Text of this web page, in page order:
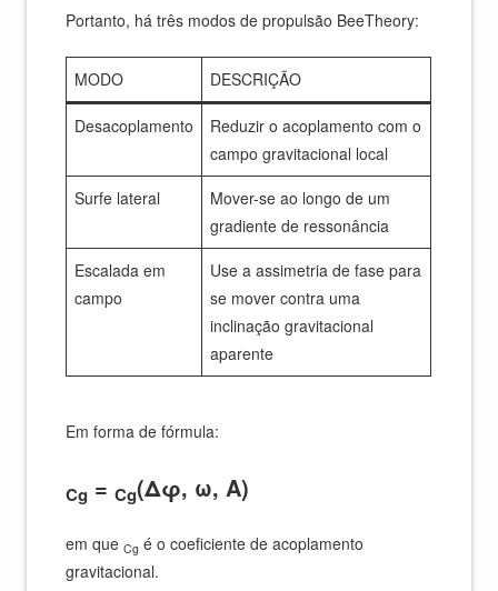
Portanto, há três modos de propulsão BeeTheory:
MODO DESCRIÇÃO
Desacoplamento
Reduzir o acoplamento com o
campo gravitacional local
Surfe lateral
Mover-se ao longo de um
gradiente de ressonância
Escalada em
campo
Use a assimetria de fase para
se mover contra uma
inclinação gravitacional
aparente
Em forma de fórmula:
Cg =Cg(Δφ, ω, A)
em queCg é o coeficiente de acoplamento
gravitacional.